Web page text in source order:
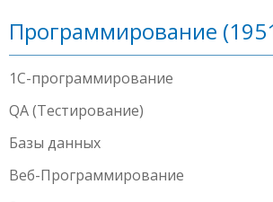
Программирование
1С-программирование
QA (Тестирование)
Базы данных
Веб-Программирование